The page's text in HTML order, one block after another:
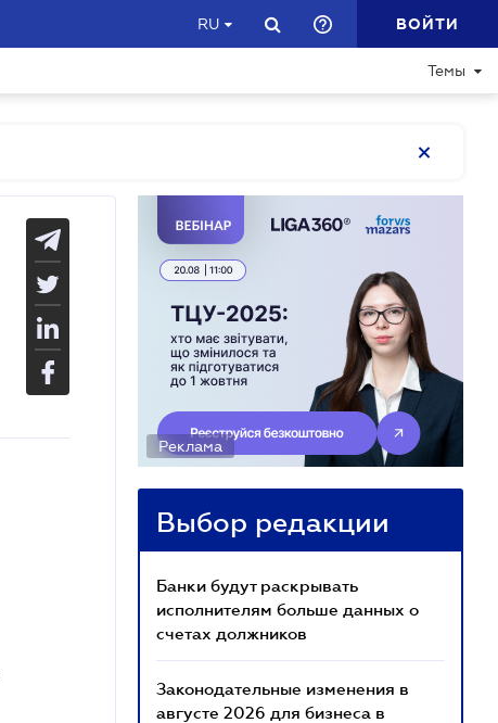
RU ВОЙТИ
Темы
Реклама
Выбор редакции
Банки будут раскрывать
исполнителям больше данных о
счетах должников
Законодательные изменения в
августе 2026 для бизнеса в